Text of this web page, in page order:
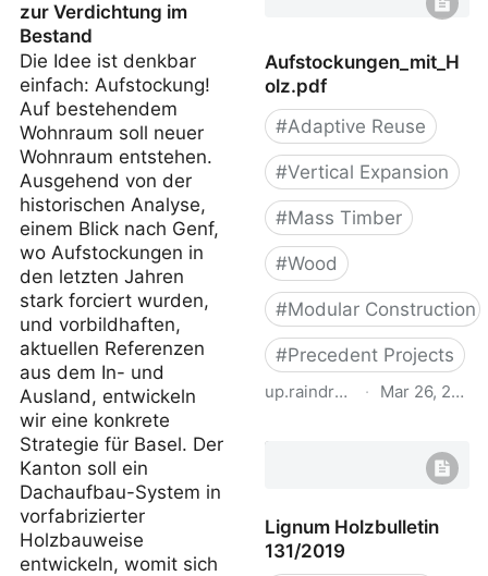
zur Verdichtung im
Bestand
Die Idee ist denkbar
einfach: Aufstockung!
Auf bestehendem
Wohnraum soll neuer
Wohnraum entstehen.
Ausgehend von der
historischen Analyse,
einem Blick nach Genf,
wo Aufstockungen in
den letzten Jahren
stark forciert wurden,
und vorbildhaften,
aktuellen Referenzen
aus dem In- und
Ausland, entwickeln
wir eine konkrete
Strategie für Basel. Der
Kanton soll ein
Dachaufbau-System in
vorfabrizierter
Holzbauweise
entwickeln, womit sich
- ArchitekturBasel
Aufstockungen_mit_H
olz.pdf
#Adaptive Reuse
#Vertical Expansion
#Mass Timber
#Wood
#Modular Construction
#Precedent Projects
up.raindrop.io· Mar 26, 2022
Lignum Holzbulletin
131/2019